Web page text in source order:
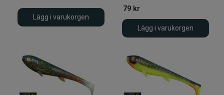
Lägg i varukorgen
79 kr
Lägg i varukorgen